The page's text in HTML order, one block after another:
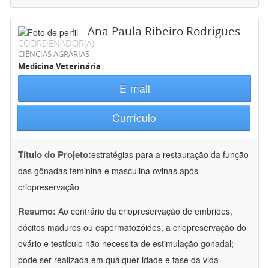
Ana Paula Ribeiro Rodrigues
COORDENADOR(A)
CIÊNCIAS AGRÁRIAS
Medicina Veterinária
E-mail
Currículo
Título do Projeto:estratégias para a restauração da função
das gônadas feminina e masculina ovinas após
criopreservação
Resumo: Ao contrário da criopreservação de embriões,
oócitos maduros ou espermatozóides, a criopreservação do
ovário e testículo não necessita de estimulação gonadal;
pode ser realizada em qualquer idade e fase da vida